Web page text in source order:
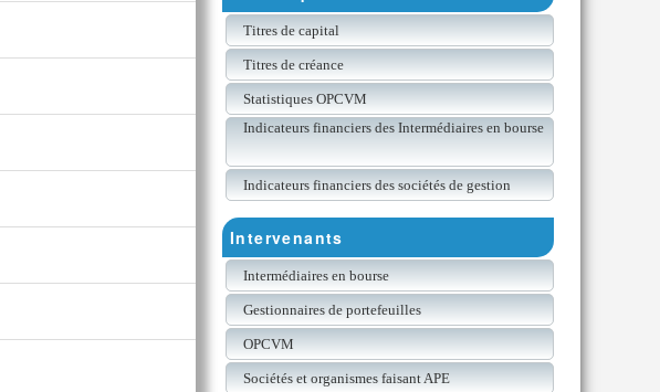
Titres de capital
Titres de créance
Statistiques OPCVM
Indicateurs financiers des Intermédiaires en bourse
Indicateurs financiers des sociétés de gestion
Intervenants
Intermédiaires en bourse
Gestionnaires de portefeuilles
OPCVM
Sociétés et organismes faisant APE